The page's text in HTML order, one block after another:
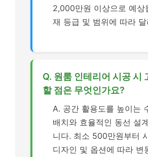
2,000만원 이상으로 예상
재 등급 및 범위에 따라 달
Q. 원룸 인테리어 시공 시
할 점은 무엇인가요?
A. 공간 활용도를 높이는
배치와 효율적인 동선 설
니다. 최소 500만원부터
디자인 및 옵션에 따라 변